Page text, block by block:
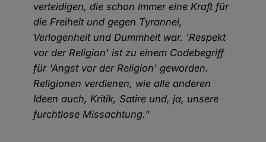
verteidigen, die schon immer eine Kraft für
die Freiheit und gegen Tyrannei,
Verlogenheit und Dummheit war. 'Respekt
vor der Religion' ist zu einem Codebegriff
für 'Angst vor der Religion' geworden.
Religionen verdienen, wie alle anderen
Ideen auch, Kritik, Satire und, ja, unsere
furchtlose Missachtung."